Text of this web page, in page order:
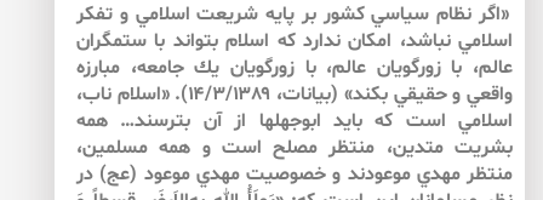
«اگر نظام سياسي كشور بر پايه‌ شريعت اسلامي ‌و تفكر
اسلامي ‌نباشد، امكان ندارد كه اسلام بتواند با ستمگران
عالم، با زورگويان عالم، با زورگويان يك جامعه، مبارزه‌
واقعي و حقيقي بكند» (بيانات، ۱۴/۳/۱۳۸۹). «اسلام ناب،
اسلامي ‌است كه بايد ابوجهل­ها از آن بترسند… همه‌
بشريت متدين، منتظر مصلح است و همه‌ مسلمين،
منتظر مهدي موعودند و خصوصيت مهدي موعود (عج) در